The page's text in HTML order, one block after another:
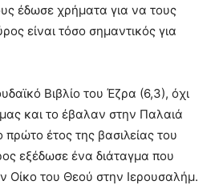
έδωσε χρήματα για να τους
είναι τόσο σημαντικός για
Βιβλίο του Έζρα (6,3), όχι
και το έβαλαν στην Παλαιά
πρώτο έτος της βασιλείας του
εξέδωσε ένα διάταγμα που
Οίκο του Θεού στην Ιερουσαλήμ.